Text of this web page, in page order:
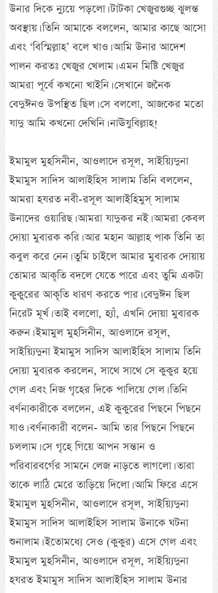
উনার দিকে ন্যুয়ে পড়লো। টাটকা খেজুরগুচ্ছ ঝুলন্ত
অবস্থায়। তিনি আমাকে বললেন, আমার কাছে আসো
এবং ‘বিস্মিল্লাহ’ বলে খাও। আমি উনার আদেশ
পালন করতঃ খেজুর খেলাম। এমন মিষ্টি খেজুর
আমরা পূর্বে কখনো খাইনি। সেখানে জনৈক
বেদুঈনও উপস্থিত ছিল। সে বললো, আজকের মতো
যাদু আমি কখনো দেখিনি। নাঊযুবিল্লাহ!
ইমামুল মুহসিনীন, আওলাদে রসূল, সাইয়্যিদুনা
ইমামুস সাদিস আলাইহিস সালাম তিনি বললেন,
আমরা হযরত নবী-রসূল আলাইহিমুস্ সালাম
উনাদের ওয়ারিছ। আমরা যাদুকর নই। আমরা কেবল
দোয়া মুবারক করি। আর মহান আল্লাহ পাক তিনি তা
কবুল করে নেন। তুমি চাইলে আমার মুবারক দোয়ায়
তোমার আকৃতি বদলে যেতে পারে এবং তুমি একটা
কুকুরের আকৃতি ধারণ করতে পার। বেদুঈন ছিল
নিরেট মূর্খ। তাই বললো, হ্যাঁ, এখনি দোয়া মুবারক
করুন। ইমামুল মুহসিনীন, আওলাদে রসূল,
সাইয়্যিদুনা ইমামুস সাদিস আলাইহিস সালাম তিনি
দোয়া মুবারক করলেন, সাথে সাথে সে কুকুর হয়ে
গেল এবং নিজ গৃহের দিকে পালিয়ে গেল। তিনি
বর্ণনাকারীকে বললেন, এই কুকুরের পিছনে পিছনে
যাও। বর্ণনাকারী বলেন- আমি তার পিছনে পিছনে
চললাম। সে গৃহে গিয়ে আপন সন্তান ও
পরিবারবর্গের সামনে লেজ নাড়তে লাগলো। তারা
তাকে লাঠি মেরে তাড়িয়ে দিলো। আমি ফিরে এসে
ইমামুল মুহসিনীন, আওলাদে রসূল, সাইয়্যিদুনা
ইমামুস সাদিস আলাইহিস সালাম উনাকে ঘটনা
শুনালাম। ইতোমধ্যে সেও (কুকুর) এসে গেল এবং
ইমামুল মুহসিনীন, আওলাদে রসূল, সাইয়্যিদুনা
হযরত ইমামুস সাদিস আলাইহিস সালাম উনার